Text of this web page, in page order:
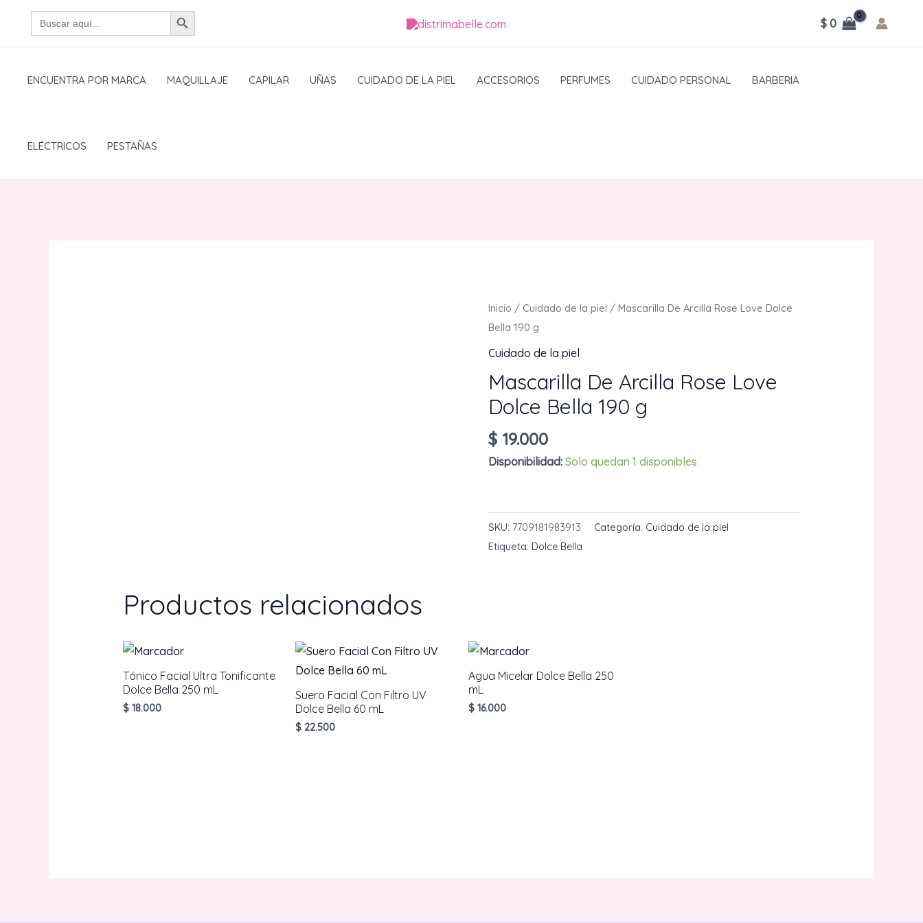
Buscar: BOTÓN DE BÚSQUEDA
$0
ENCUENTRA POR MARCA MAQUILLAJE CAPILAR UÑAS CUIDADO DE LA PIEL ACCESORIOS PERFUMES CUIDADO PERSONAL BARBERIA
ELÉCTRICOS PESTAÑAS
Inicio / Cuidado de la piel / Mascarilla De Arcilla Rose Love Dolce
Bella 190 g
Cuidado de la piel
Mascarilla De Arcilla Rose Love
Dolce Bella 190 g
$ 19.000
Disponibilidad: Solo quedan 1 disponibles
De
Arcilla
Rose
SKU: 7709181983913 Categoría: Cuidado de la piel
Etiqueta: Dolce Bella
Productos relacionados
Tónico Facial Ultra Tonificante
Dolce Bella 250 mL
$18.000
Suero Facial Con Filtro UV
Dolce Bella 60 mL
$ 22.500
Agua Micelar Dolce Bella 250
mL
$ 16.000